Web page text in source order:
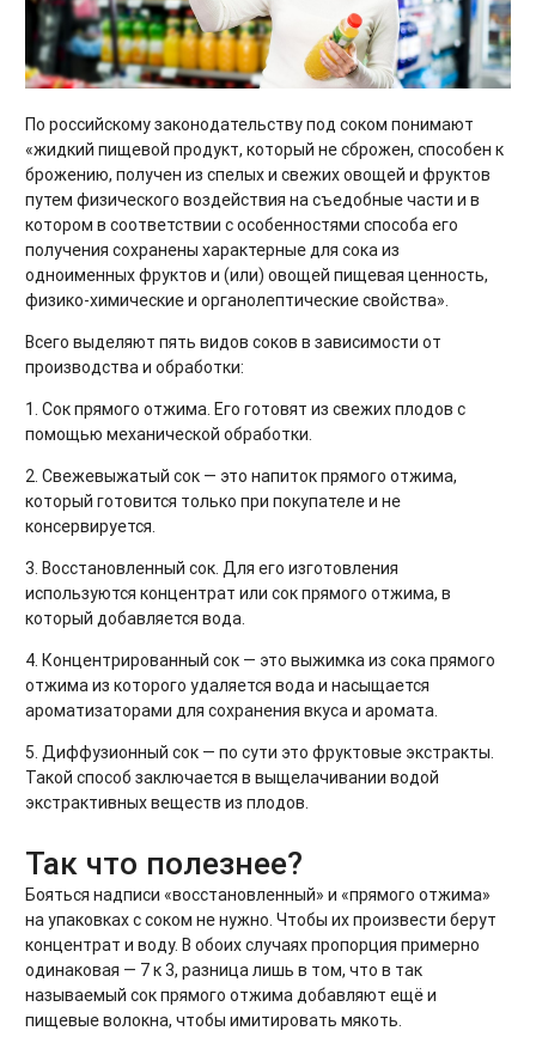
По российскому законодательству под соком понимают
«жидкий пищевой продукт, который не сброжен, способен к
брожению, получен из спелых и свежих овощей и фруктов
путем физического воздействия на съедобные части и в
котором в соответствии с особенностями способа его
получения сохранены характерные для сока из
одноименных фруктов и (или) овощей пищевая ценность,
физико-химические и органолептические свойства».
Всего выделяют пять видов соков в зависимости от
производства и обработки:
1. Сок прямого отжима. Его готовят из свежих плодов с
помощью механической обработки.
2. Свежевыжатый сок — это напиток прямого отжима,
который готовится только при покупателе и не
консервируется.
3. Восстановленный сок. Для его изготовления
используются концентрат или сок прямого отжима, в
который добавляется вода.
4. Концентрированный сок — это выжимка из сока прямого
отжима из которого удаляется вода и насыщается
ароматизаторами для сохранения вкуса и аромата.
5. Диффузионный сок — по сути это фруктовые экстракты.
Такой способ заключается в выщелачивании водой
экстрактивных веществ из плодов.
Так что полезнее?
Бояться надписи «восстановленный» и «прямого отжима»
на упаковках с соком не нужно. Чтобы их произвести берут
концентрат и воду. В обоих случаях пропорция примерно
одинаковая — 7 к 3, разница лишь в том, что в так
называемый сок прямого отжима добавляют ещё и
пищевые волокна, чтобы имитировать мякоть.